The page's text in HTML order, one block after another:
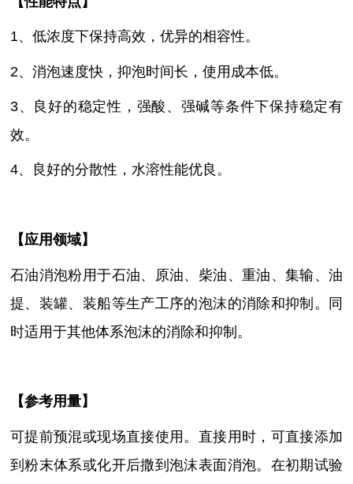
1、低浓度下保持高效，优异的相容性。
2、消泡速度快，抑泡时间长，使用成本低。
3、良好的稳定性，强酸、强碱等条件下保持稳定有
效。
4、良好的分散性，水溶性能优良 。
【应用领域】
石油消泡粉用于石油、原油、柴油、重油、集输、油
提、装罐、装船等生产工序的泡沫的消除和抑制。同
时适用于其他体系泡沫的消除和抑制。
【参考用量】
可提前预混或现场直接使用。直接用时 ， 可直接添加
到粉末体系或化开后撒到泡沫表面消泡。在初期试验